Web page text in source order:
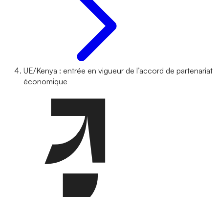
UE/Kenya : entrée en vigueur de l’accord de partenariat
économique